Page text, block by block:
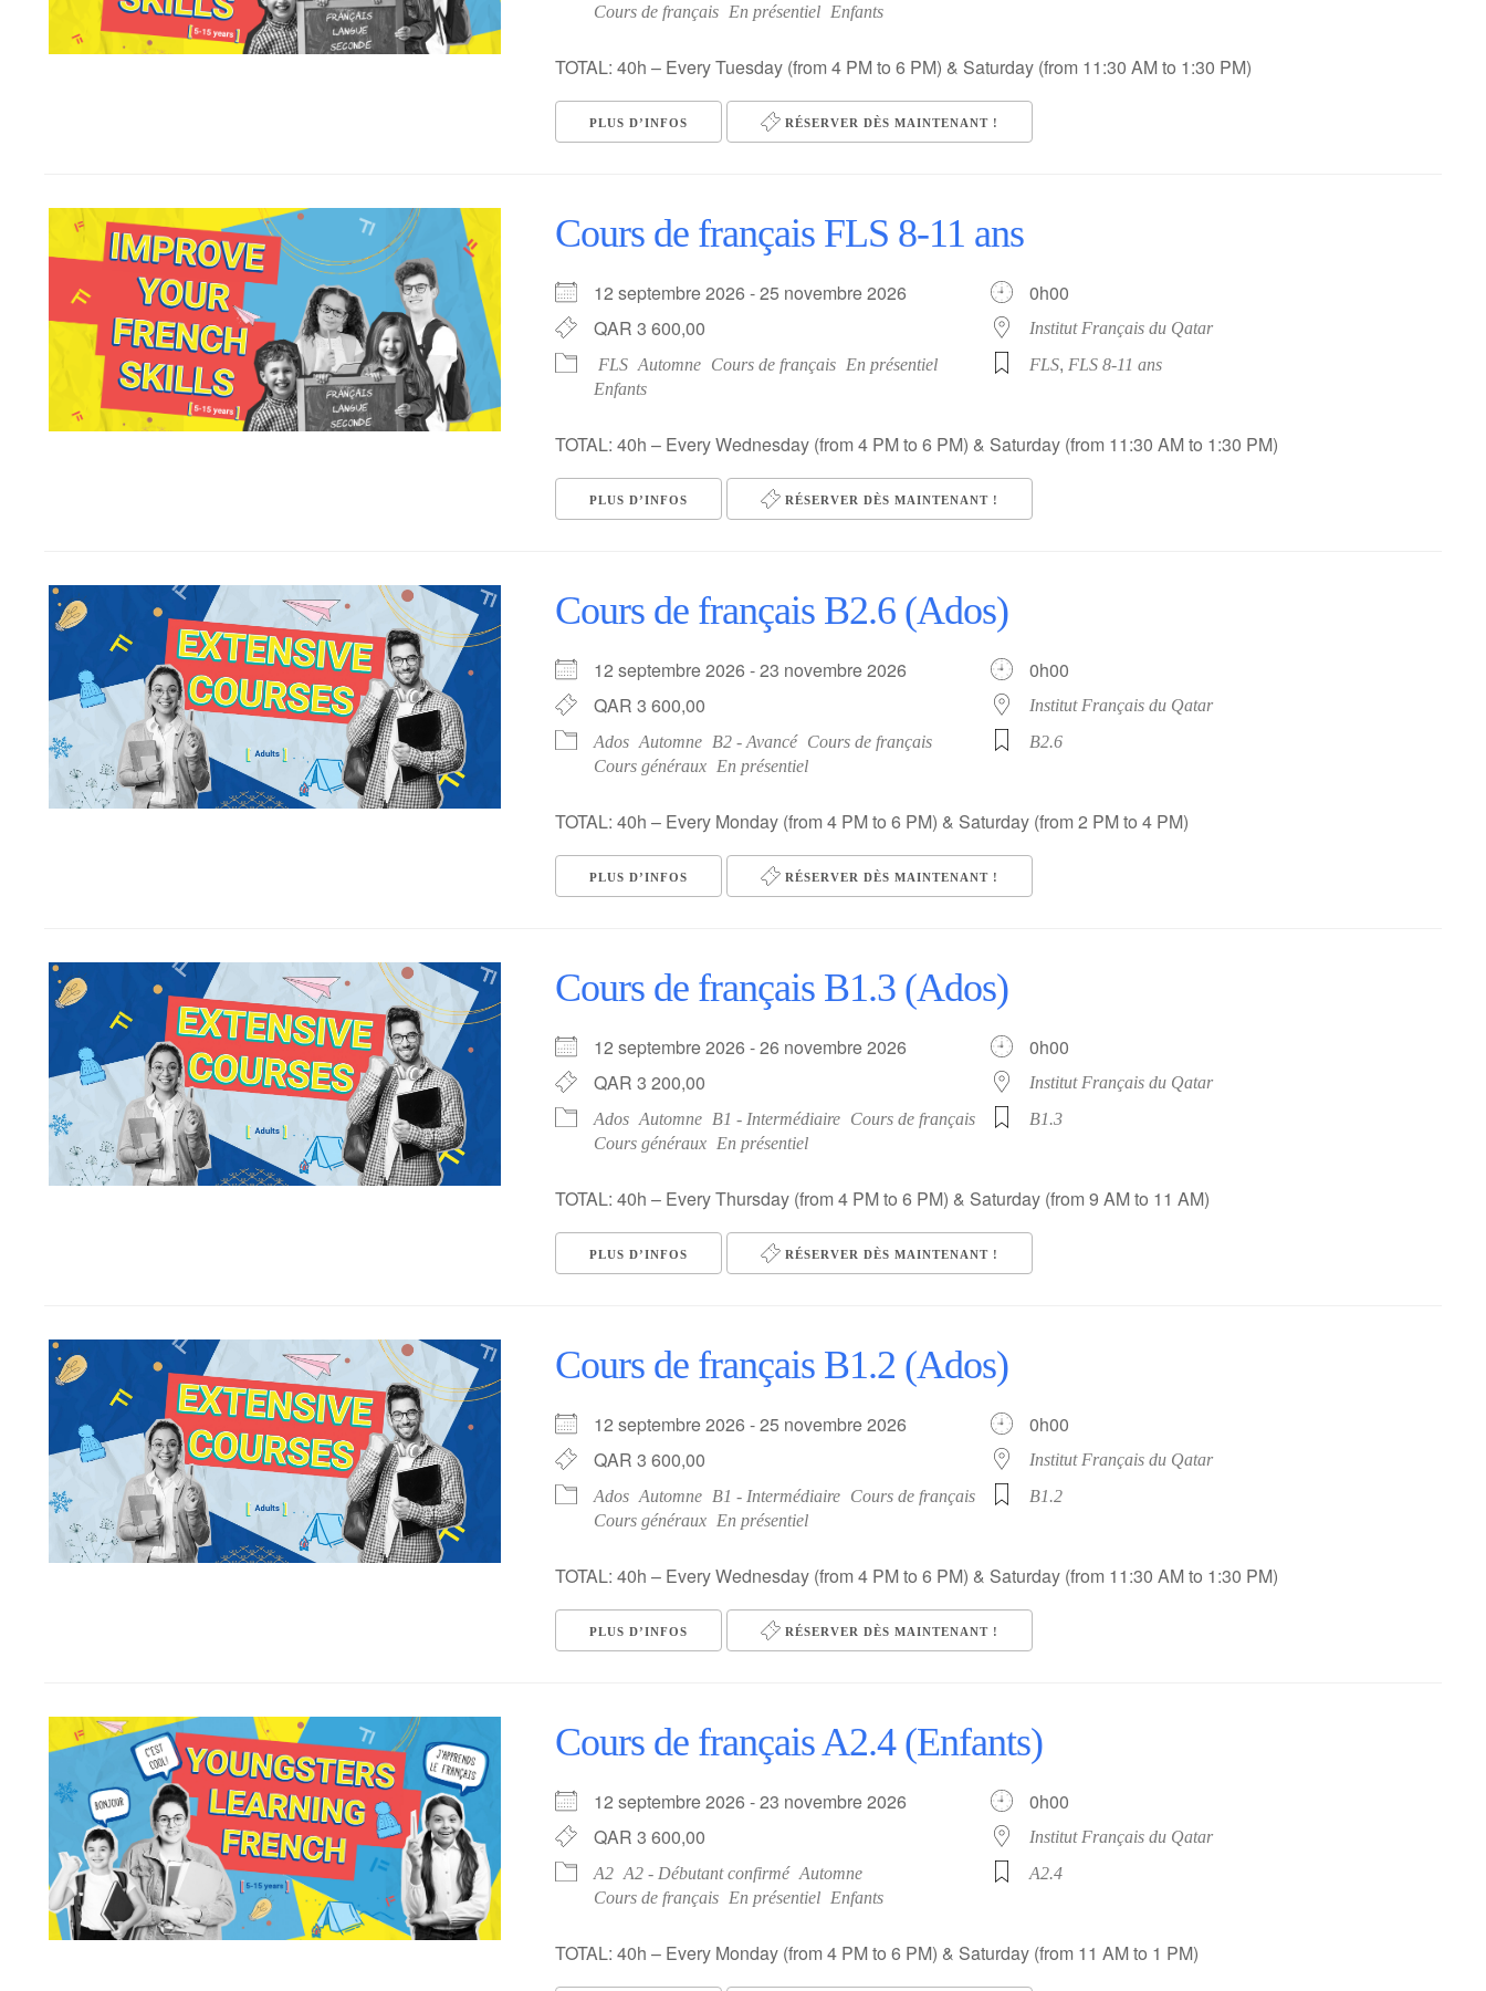
Cours de français
En présentiel Enfants
TOTAL: 40h – Every Tuesday (from 4 PM to 6 PM) & Saturday (from 11:30 AM to 1:30 PM)
PLUS D’INFOS RÉSERVER DÈS MAINTENANT !
Cours de français FLS 8-11 ans
12 septembre 2026 - 25 novembre 2026
0h00
QAR 3 600,00
Institut Français du Qatar
FLS Automne Cours de français
En présentiel
Enfants
FLS, FLS 8-11 ans
TOTAL: 40h – Every Wednesday (from 4 PM to 6 PM) & Saturday (from 11:30 AM to 1:30 PM)
PLUS D’INFOS RÉSERVER DÈS MAINTENANT !
Cours de français B2.6 (Ados)
12 septembre 2026 - 23 novembre 2026
0h00
QAR 3 600,00
Institut Français du Qatar
Ados Automne B2 - Avancé
Cours de français
Cours généraux
En présentiel
B2.6
TOTAL: 40h – Every Monday (from 4 PM to 6 PM) & Saturday (from 2 PM to 4 PM)
PLUS D’INFOS RÉSERVER DÈS MAINTENANT !
Cours de français B1.3 (Ados)
12 septembre 2026 - 26 novembre 2026
0h00
QAR 3 200,00
Institut Français du Qatar
Ados Automne B1 - Intermédiaire
Cours de français
Cours généraux
En présentiel
B1.3
TOTAL: 40h – Every Thursday (from 4 PM to 6 PM) & Saturday (from 9 AM to 11 AM)
PLUS D’INFOS RÉSERVER DÈS MAINTENANT !
Cours de français B1.2 (Ados)
12 septembre 2026 - 25 novembre 2026
0h00
QAR 3 600,00
Institut Français du Qatar
Ados Automne B1 - Intermédiaire
Cours de français
Cours généraux
En présentiel
B1.2
TOTAL: 40h – Every Wednesday (from 4 PM to 6 PM) & Saturday (from 11:30 AM to 1:30 PM)
PLUS D’INFOS RÉSERVER DÈS MAINTENANT !
Cours de français A2.4 (Enfants)
12 septembre 2026 - 23 novembre 2026
0h00
QAR 3 600,00
Institut Français du Qatar
A2 A2 - Débutant confirmé Automne
Cours de français
En présentiel Enfants
A2.4
TOTAL: 40h – Every Monday (from 4 PM to 6 PM) & Saturday (from 11 AM to 1 PM)